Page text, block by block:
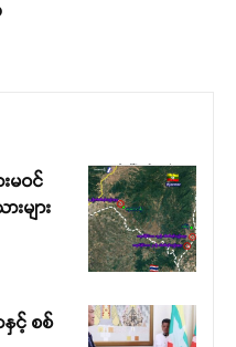
မဝင်
များ
င့် စစ်